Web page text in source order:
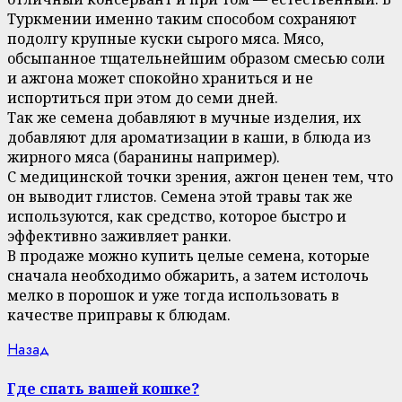
Туркмении именно таким способом сохраняют
подолгу крупные куски сырого мяса. Мясо,
обсыпанное тщательнейшим образом смесью соли
и ажгона может спокойно храниться и не
испортиться при этом до семи дней.
Так же семена добавляют в мучные изделия, их
добавляют для ароматизации в каши, в блюда из
жирного мяса (баранины например).
С медицинской точки зрения, ажгон ценен тем, что
он выводит глистов. Семена этой травы так же
используются, как средство, которое быстро и
эффективно заживляет ранки.
В продаже можно купить целые семена, которые
сначала необходимо обжарить, а затем истолочь
мелко в порошок и уже тогда использовать в
качестве приправы к блюдам.
Continue
Reading
Назад
Где спать вашей кошке?